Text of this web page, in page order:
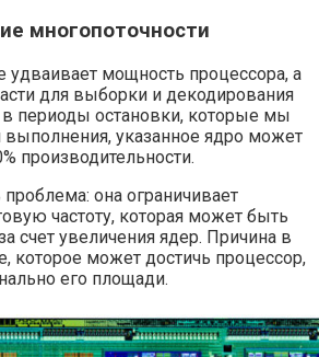
многопоточности
удваивает мощность процессора, а
для выборки и декодирования
в периоды остановки, которые мы
указанное ядро ​​может
производительности.
проблема: она ограничивает
частоту, которая может быть
счет увеличения ядер. Причина в
которое может достичь процессор,
его площади.